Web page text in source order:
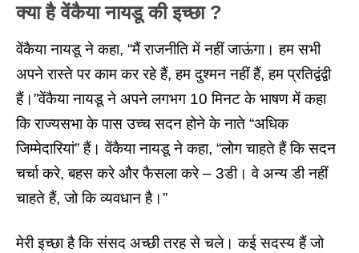
क्या है वेंकैया नायडू की इच्छा ?
वेंकैया नायडू ने कहा, “मैं राजनीति में नहीं जाऊंगा। हम सभी
अपने रास्ते पर काम कर रहे हैं, हम दुश्मन नहीं हैं, हम प्रतिद्वंद्वी
हैं।”वेंकैया नायडू ने अपने लगभग 10 मिनट के भाषण में कहा
कि राज्यसभा के पास उच्च सदन होने के नाते “अधिक
जिम्मेदारियां” हैं। वेंकैया नायडू ने कहा, “लोग चाहते हैं कि सदन
चर्चा करे, बहस करे और फैसला करे – 3डी। वे अन्य डी नहीं
चाहते हैं, जो कि व्यवधान है।”
मेरी इच्छा है कि संसद अच्छी तरह से चले। कई सदस्य हैं जो